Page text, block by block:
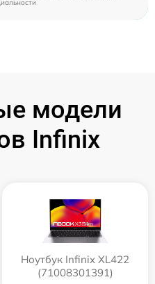
модели
Infinix
Ноутбук Infinix XL422
(71008301391)